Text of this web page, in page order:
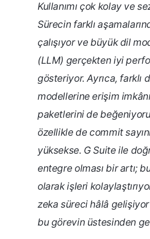
Kullanımı çok kolay ve
Sürecin farklı
çalışıyor ve büyük dil
(LLM) gerçekten iyi
gösteriyor. Ayrıca, farklı
modellerine erişim
paketlerini de
özellikle de commit
yüksekse. G Suite ile
entegre olması bir artı;
olarak işleri
zeka süreci hâlâ
bu görevin üstesinden